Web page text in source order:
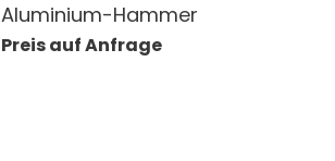
Aluminium-Hammer
Preis auf Anfrage